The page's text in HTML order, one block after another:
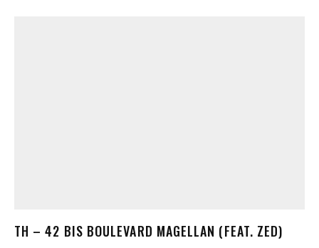
TH – 42 BIS BOULEVARD MAGELLAN (FEAT. ZED)